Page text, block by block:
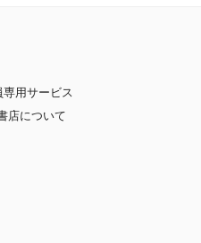
専用サービス
店について